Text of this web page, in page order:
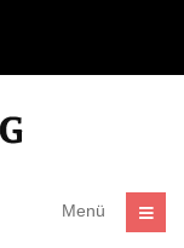
Menü